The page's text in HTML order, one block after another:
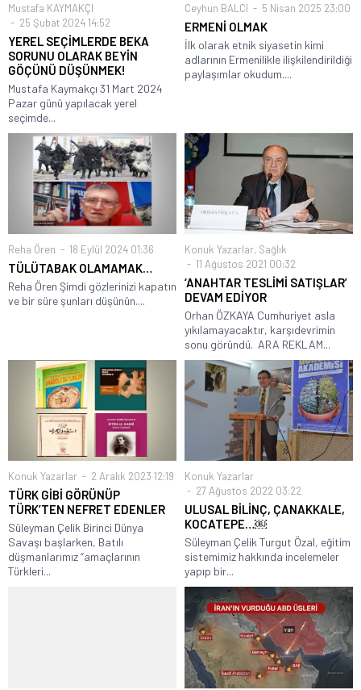
Mustafa KAYMAKÇI
25 Şubat 2024 14:52
YEREL SEÇİMLERDE BEKA
SORUNU OLARAK BEYİN
GÖÇÜNÜ DÜŞÜNMEK!
Mustafa Kaymakçı 31 Mart 2024
Pazar günü yapılacak yerel
seçimde...
Ceyhun BALCI 5 Nisan 2025 23:00
ERMENİ OLMAK
İlk olarak etnik siyasetin kimi
adlarının Ermenilikle ilişkilendirildiği
paylaşımlar okudum....
Reha Ören 18 Eylül 2024 01:36
TÜLÜTABAK OLAMAMAK…
Reha Ören Şimdi gözlerinizi kapatın
ve bir süre şunları düşünün....
Konuk Yazarlar, Sağlık
11 Ağustos 2021 00:32
‘ANAHTAR TESLİMİ SATIŞLAR’
DEVAM EDİYOR
Orhan ÖZKAYA Cumhuriyet asla
yıkılamayacaktır, karşıdevrimin
sonu göründü. ARA REKLAM...
Konuk Yazarlar 2 Aralık 2023 12:19
TÜRK GİBİ GÖRÜNÜP
TÜRK’TEN NEFRET EDENLER
Süleyman Çelik Birinci Dünya
Savaşı başlarken, Batılı
düşmanlarımız “amaçlarının
Türkleri...
Konuk Yazarlar
27 Ağustos 2022 03:22
ULUSAL BİLİNÇ, ÇANAKKALE,
KOCATEPE…￼
Süleyman Çelik Turgut Özal, eğitim
sistemimiz hakkında incelemeler
yapıp bir...